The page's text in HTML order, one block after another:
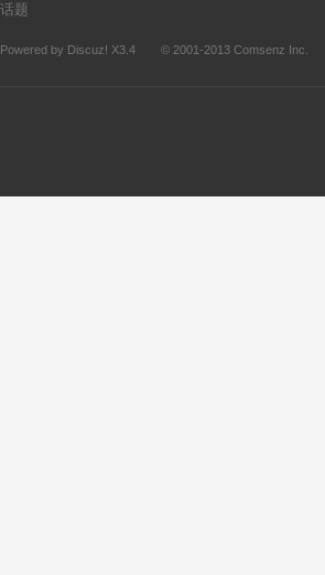
话题
Powered by Discuz! X3.4 © 2001-2013 Comsenz Inc.